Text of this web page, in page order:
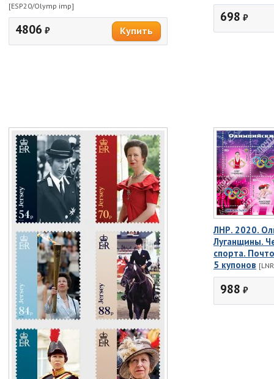
[ESP20/Olymp imp]
4806 ₽
698 ₽
ЛНР. 2020.
Луганщины.
спорта.
5 купонов
988 ₽